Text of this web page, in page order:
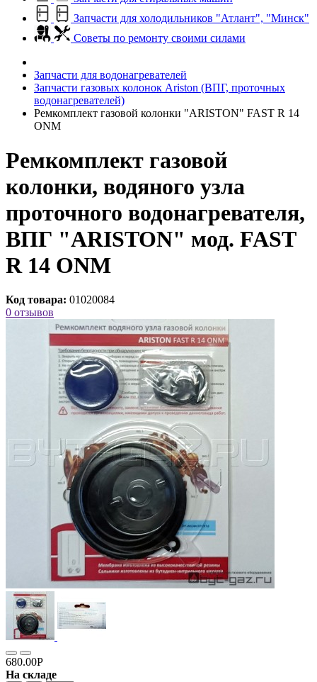
Запчасти для холодильников "Атлант", "Минск"
Советы по ремонту своими силами
Запчасти для водонагревателей
Запчасти газовых колонок Ariston (ВПГ, проточных
водонагревателей)
Ремкомплект газовой колонки "ARISTON" FAST R 14
ONM
Ремкомплект газовой
колонки, водяного узла
проточного водонагревателя,
ВПГ "ARISTON" мод. FAST
R 14 ONM
Код товара: 01020084
0 отзывов
680.00Р
На складе